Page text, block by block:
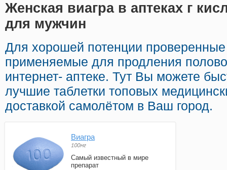
Женская виагра в аптеках г
для мужчин
Для хорошей потенции проверенные
применяемые для продления
интернет- аптеке. Тут Вы можете
лучшие таблетки топовых
доставкой самолётом в Ваш город.
Виагра
100мг
Самый известный в мире
препарат